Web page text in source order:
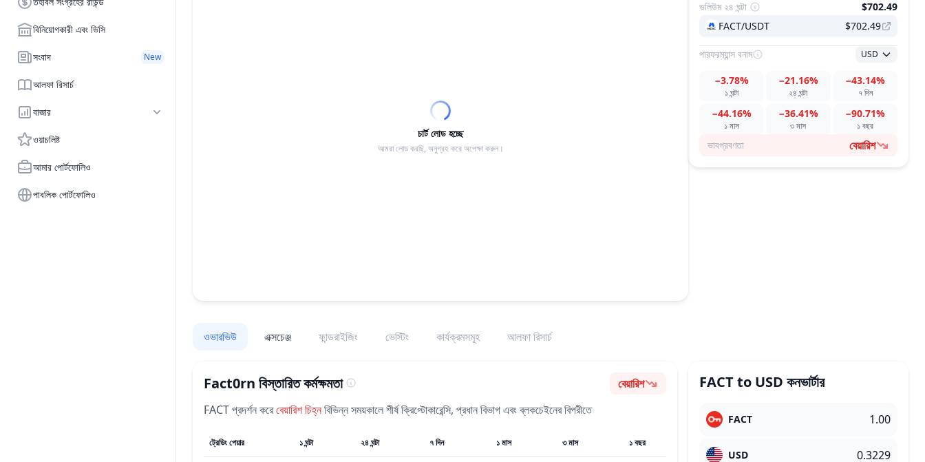
বিনিয়োগকারী এবং ভিসি
সংবাদ New
আলফা রিসার্চ
বাজার
ওয়াচলিষ্ট
আমার পোর্টফোলিও
পাবলিক পোর্টফোলিও
চার্ট লোড হচ্ছে
আমরা লোড করছি, অনুগ্রহ করে অপেক্ষা করুন।
ভলিউম ২৪ ঘন্টা
$702.49
FACT/USDT
$702.49
পারফরম্যান্স বনাম USD
১ ঘন্টা
−3.78%
২৪ ঘন্টা
−21.16%
৭ দিন
−43.14%
১ মাস
−44.16%
৩ মাস
−36.41%
১ বছর
−90.71%
ভাবপ্রবণতা বেয়ারিশ
ওভারভিউ এক্সচেঞ্জ ফান্ডরাইজিং ভেস্টিং কার্যক্রমসমূহ আলফা রিসার্চ
Fact0rn বিস্তারিত কর্মক্ষমতা ভাবপ্রবণতা
বেয়ারিশ
FACTপ্রদর্শন করেবেয়ারিশচিহ্নবিভিন্ন সময়কালে শীর্ষ ক্রিপ্টোকারেন্সি, প্রধান বিভাগ এবং ব্লকচেইনের বিপরীতে
ট্রেডিং পেয়ার ১ ঘন্টা ২৪ ঘন্টা ৭ দিন ১ মাস ৩ মাস ১ বছর
FACTto USD কনভার্টার
FACT
USD